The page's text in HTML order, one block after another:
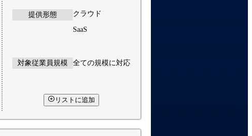
提供形態 クラウド
SaaS
対象従業員規模 全ての規模に対応
リストに追加